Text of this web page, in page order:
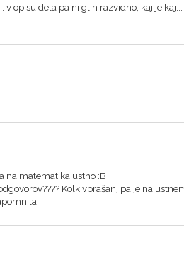
opisu dela pa ni glih razvidno, kaj je
na matematika ustno :B
Kolk vprašanj pa je na